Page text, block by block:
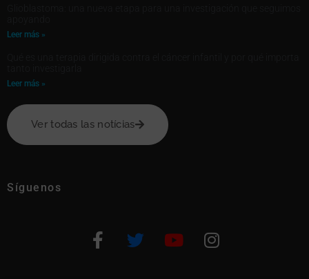
Leer más »
Leer más »
Ver todas las notícias
Síguenos